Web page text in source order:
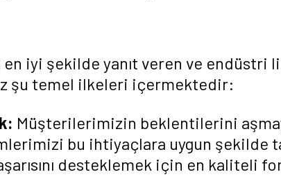
iyi şekilde yanıt veren ve
şu temel ilkeleri içermektedir:
Müşterilerimizin beklentilerini
bu ihtiyaçlara uygun
desteklemek için en kaliteli